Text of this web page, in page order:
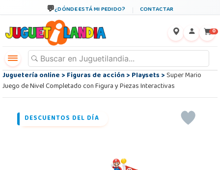
¿DÓNDE ESTÁ MI PEDIDO? CONTACTAR
0
Juguetería online>Figuras de acción>Playsets>Super Mario
Juego de Nivel Completado con Figura y Piezas Interactivas
DESCUENTOS DEL DÍA